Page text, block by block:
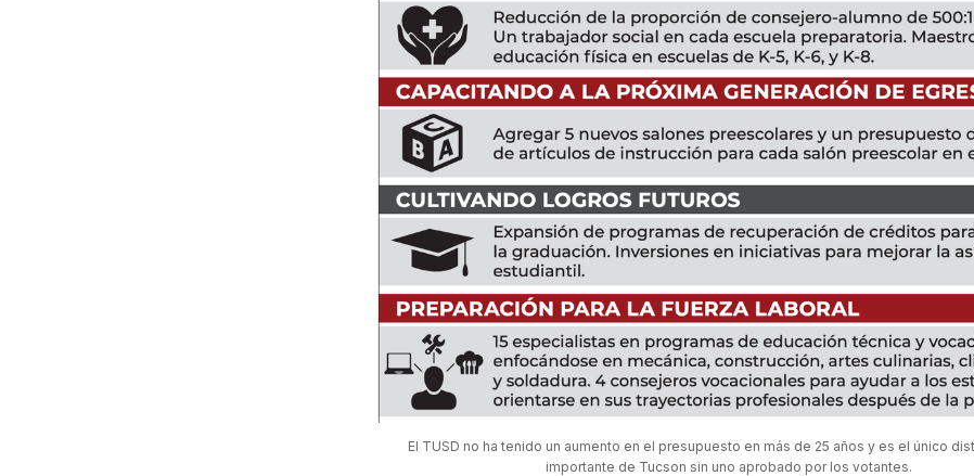
El TUSD no ha tenido un aumento en el presupuesto en más de 25 años y es el único
importante de Tucson sin uno aprobado por los votantes.